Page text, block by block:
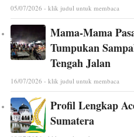
05/07/2026 - klik judul untuk membaca
Mama-Mama
Tumpukan
Tengah Jalan
16/07/2026 - klik judul untuk membaca
Profil Lengkap
Sumatera